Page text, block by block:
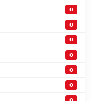
0
0
0
0
0
0